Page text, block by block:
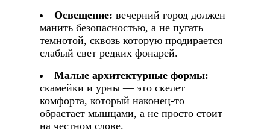
Освещение: вечерний город должен
манить безопасностью, а не пугать
темнотой, сквозь которую продирается
слабый свет редких фонарей.
Малые архитектурные формы:
скамейки и урны — это скелет
комфорта, который наконец-то
обрастает мышцами, а не просто стоит
на честном слове.